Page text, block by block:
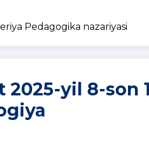
Pedagogika nazariyasi
yil 8-son